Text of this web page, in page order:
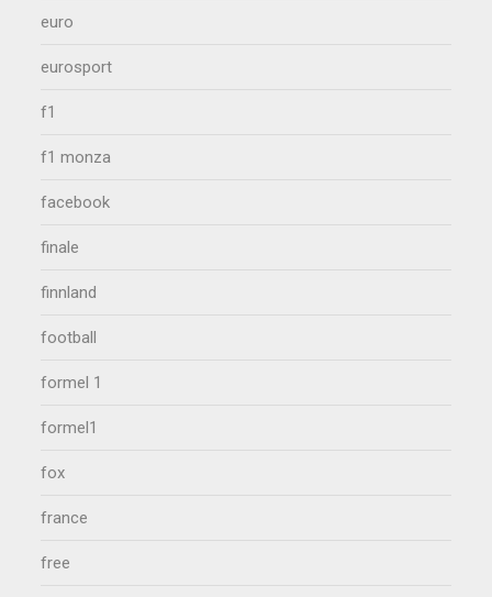
euro
eurosport
f1
f1 monza
facebook
finale
finnland
football
formel 1
formel1
fox
france
free